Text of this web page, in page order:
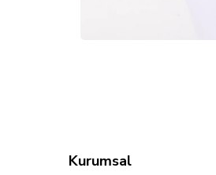
Kurumsal